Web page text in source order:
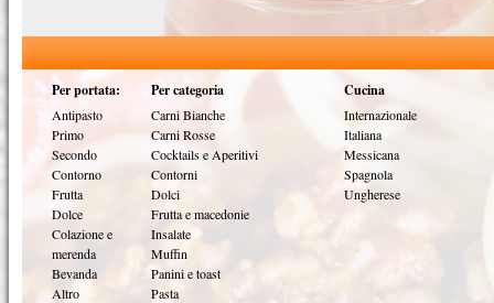
Per portata: Per categoria Cucina
Antipasto
Primo
Secondo
Contorno
Frutta
Dolce
Colazione e
merenda
Bevanda
Altro
Carni Bianche
Carni Rosse
Cocktails e Aperitivi
Contorni
Dolci
Frutta e macedonie
Insalate
Muffin
Panini e toast
Pasta
Internazionale
Italiana
Messicana
Spagnola
Ungherese